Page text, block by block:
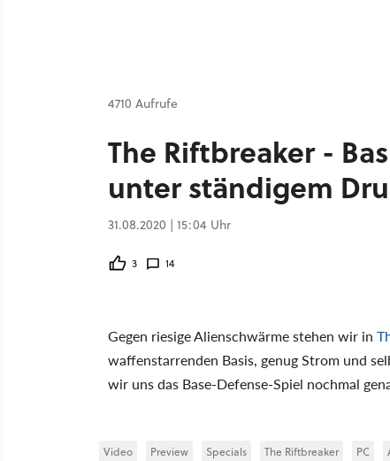
4710 Aufrufe
The Riftbreaker -
unter ständigem
31.08.2020 | 15:04 Uhr
3 14
Gegen riesige Alienschwärme stehen wir in
waffenstarrenden Basis, genug Strom und
wir uns das Base-Defense-Spiel nochmal
Video Preview Specials The Riftbreaker PC